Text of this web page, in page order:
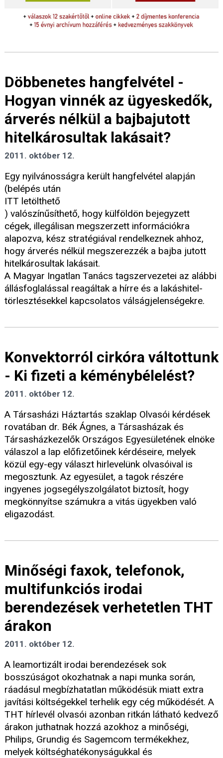
Döbbenetes hangfelvétel -
Hogyan vinnék az ügyeskedők,
árverés nélkül a bajbajutott
hitelkárosultak lakásait?
2011. október 12.
Egy nyilvánosságra került hangfelvétel alapján
(belépés után
ITT letölthető
) valószínűsíthető, hogy külföldön bejegyzett
cégek, illegálisan megszerzett információkra
alapozva, kész stratégiával rendelkeznek ahhoz,
hogy árverés nélkül megszerezzék a bajba jutott
hitelkárosultak lakásait.
A Magyar Ingatlan Tanács tagszervezetei az alábbi
állásfoglalással reagáltak a hírre és a lakáshitel-
törlesztésekkel kapcsolatos válságjelenségekre.
Konvektorról cirkóra váltottunk
- Ki fizeti a kéménybélelést?
2011. október 12.
A Társasházi Háztartás szaklap Olvasói kérdések
rovatában dr. Bék Ágnes, a Társasházak és
Társasházkezelők Országos Egyesületének elnöke
válaszol a lap előfizetőinek kérdéseire, melyek
közül egy-egy választ hirlevelünk olvasóival is
megosztunk. Az egyesület, a tagok részére
ingyenes jogsegélyszolgálatot biztosít, hogy
megkönnyítse számukra a vitás ügyekben való
eligazodást.
Minőségi faxok, telefonok,
multifunkciós irodai
berendezések verhetetlen THT
árakon
2011. október 12.
A leamortizált irodai berendezések sok
bosszúságot okozhatnak a napi munka során,
ráadásul megbízhatatlan működésük miatt extra
javítási költségekkel terhelik egy cég működését. A
THT hírlevél olvasói azonban ritkán látható kedvező
árakon juthatnak hozzá azokhoz a minőségi,
Philips, Grundig és Sagemcom termékekhez,
melyek költséghatékonyságukkal és